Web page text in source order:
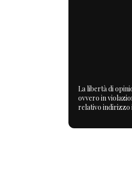
La libertà di
ovvero in
relativo indirizzo